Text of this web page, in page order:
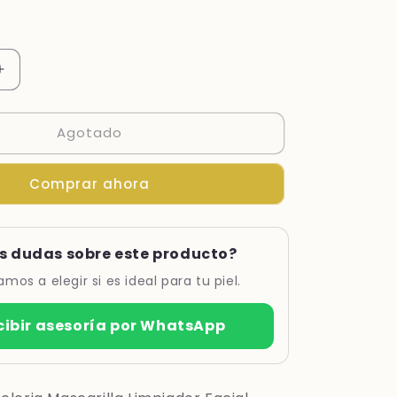
Aumentar
ACLERIA
*150GR
Agotado
Comprar ahora
dudas sobre este producto?
a elegir si es ideal para tu piel.
asesoría por WhatsApp